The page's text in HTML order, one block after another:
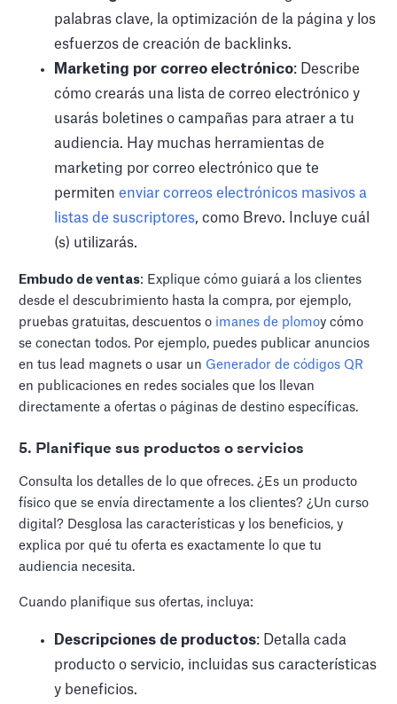
palabras clave, la optimización de la página y los
esfuerzos de creación de backlinks.
Marketing por correo electrónico: Describe
cómo crearás una lista de correo electrónico y
usarás boletines o campañas para atraer a tu
audiencia. Hay muchas herramientas de
marketing por correo electrónico que te
permitenenviar correos electrónicos masivos a
listas de suscriptores, como Brevo. Incluye cuál
(s) utilizarás.
Embudo de ventas: Explique cómo guiará a los clientes
desde el descubrimiento hasta la compra, por ejemplo,
pruebas gratuitas, descuentos o imanes de plomoy cómo
se conectan todos. Por ejemplo, puedes publicar anuncios
en tus lead magnets o usar un Generador de códigos QR
en publicaciones en redes sociales que los llevan
directamente a ofertas o páginas de destino específicas.
5. Planifique sus productos o servicios
Consulta los detalles de lo que ofreces. ¿Es un producto
físico que se envía directamente a los clientes? ¿Un curso
digital? Desglosa las características y los beneficios, y
explica por qué tu oferta es exactamente lo que tu
audiencia necesita.
Cuando planifique sus ofertas, incluya:
Descripciones de productos: Detalla cada
producto o servicio, incluidas sus características
y beneficios.